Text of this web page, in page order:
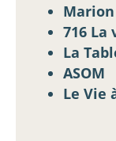
716 La
La
ASOM
Le Vie